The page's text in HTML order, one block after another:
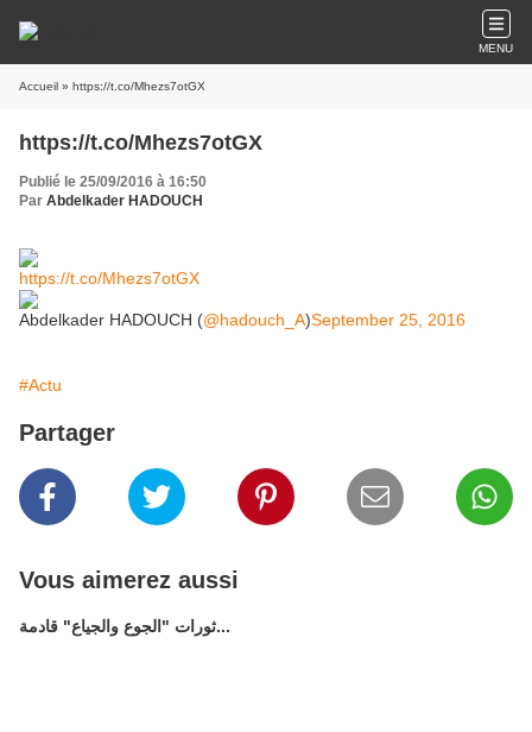
MENU
Accueil » https://t.co/Mhezs7otGX
https://t.co/Mhezs7otGX
Publié le 25/09/2016 à 16:50
Par Abdelkader HADOUCH
https://t.co/Mhezs7otGX
Abdelkader HADOUCH (@hadouch_A)September 25, 2016
#Actu
Partager
Vous aimerez aussi
ثورات "الجوع والجياع" قادمة...